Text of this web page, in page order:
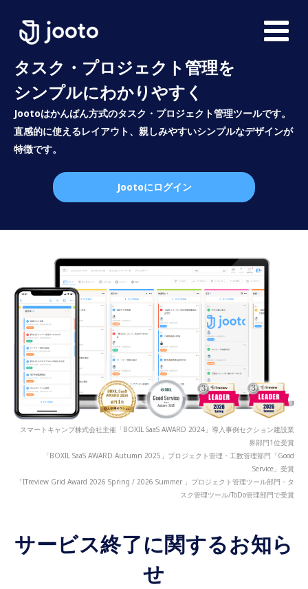
タスク・プロジェクト管理を
シンプルにわかりやすく
Jootoはかんばん方式のタスク・プロジェクト管理ツールです。
直感的に使えるレイアウト、親しみやすいシンプルなデザインが
特徴です。
Jootoにログイン
スマートキャンプ株式会社主催「BOXIL SaaS AWARD 2024」導入事例セクション建設業
界部門1位受賞
「BOXIL SaaS AWARD Autumn 2025」プロジェクト管理・工数管理部門「Good
Service」受賞
「ITreview Grid Award 2026 Spring / 2026 Summer 」プロジェクト管理ツール部門・タ
スク管理ツール/ToDo管理部門で受賞
サービス終了に関するお知ら
せ